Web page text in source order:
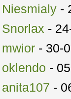
Niesmialy -
Snorlax -
mwior - 30-
oklendo -
anita107 -